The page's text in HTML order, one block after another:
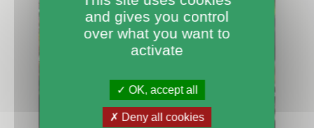
and gives you control
over what you want to
activate
OK, accept all
Deny all cookies